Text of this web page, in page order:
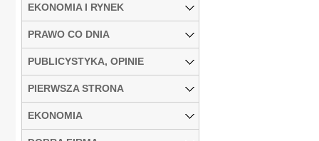
EKONOMIA I RYNEK
PRAWO CO DNIA
PUBLICYSTYKA, OPINIE
PIERWSZA STRONA
EKONOMIA